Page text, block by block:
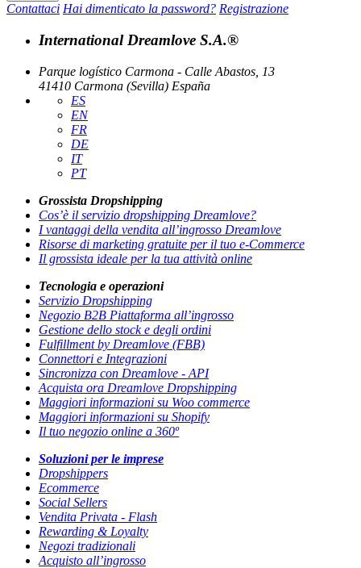
Contattaci Hai dimenticato la password? Registrazione
International Dreamlove S.A.®
Parque logístico Carmona - Calle Abastos, 13
41410 Carmona (Sevilla) España
ES
EN
FR
DE
IT
PT
Grossista Dropshipping
Cos’è il servizio dropshipping Dreamlove?
I vantaggi della vendita all’ingrosso Dreamlove
Risorse di marketing gratuite per il tuo e-Commerce
Il grossista ideale per la tua attività online
Tecnologia e operazioni
Servizio Dropshipping
Negozio B2B Piattaforma all’ingrosso
Gestione dello stock e degli ordini
Fulfillment by Dreamlove (FBB)
Connettori e Integrazioni
Sincronizza con Dreamlove - API
Acquista ora Dreamlove Dropshipping
Maggiori informazioni su Woo commerce
Maggiori informazioni su Shopify
Il tuo negozio online a 360º
Soluzioni per le imprese
Dropshippers
Ecommerce
Social Sellers
Vendita Privata - Flash
Rewarding & Loyalty
Negozi tradizionali
Acquisto all’ingrosso